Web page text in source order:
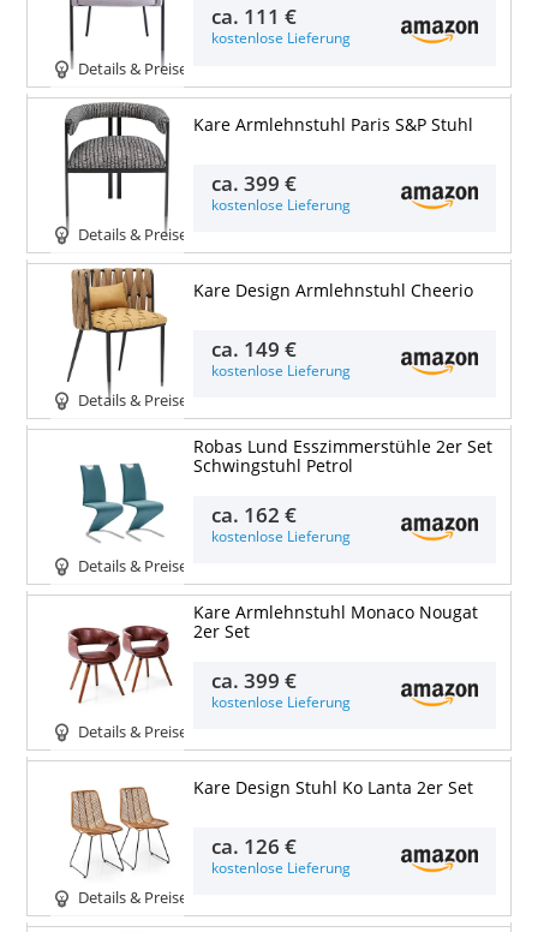
Details & Preise
ca. 111 €
kostenlose Lieferung
Details & Preise
Kare Armlehnstuhl Paris S&P Stuhl
ca.399 €
kostenlose Lieferung
Details & Preise
Kare Design Armlehnstuhl Cheerio
ca. 149 €
kostenlose Lieferung
Details & Preise
Robas Lund Esszimmerstühle 2er Set
Schwingstuhl Petrol
ca. 162 €
kostenlose Lieferung
Details & Preise
Kare Armlehnstuhl Monaco Nougat
2er Set
ca.399 €
kostenlose Lieferung
Details & Preise
Kare Design Stuhl Ko Lanta 2er Set
ca. 126 €
kostenlose Lieferung